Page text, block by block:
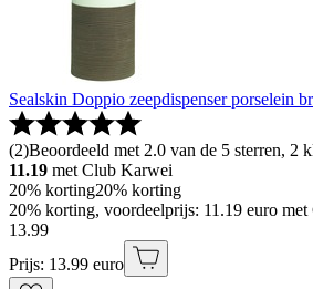
Sealskin Doppio zeepdispenser porselein
(2)Beoordeeld met 2.0 van de 5 sterren, 2
11.19 met Club Karwei
20% korting20% korting
20% korting, voordeelprijs: 11.19 euro
13.99
Prijs: 13.99 euro